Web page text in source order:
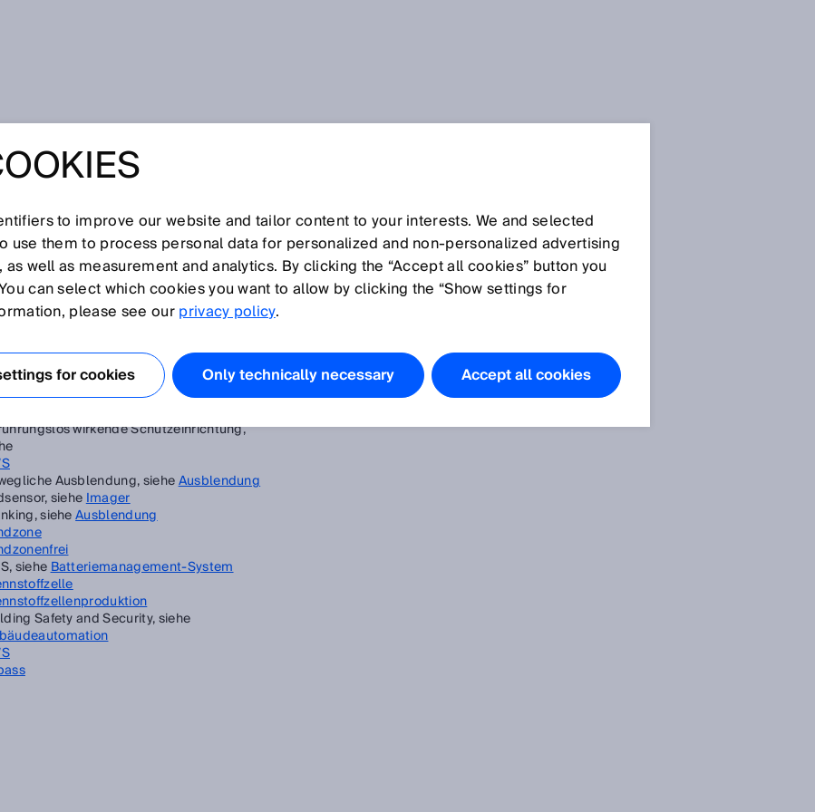
O P Q R S T U V W X Y Z
sieheDatenübertragungsrate
sieheFackelgas
sieheFackelgasmessung
wirkende Schutzeinrichtung,
Ausblendung, sieheAusblendung
sieheImager
sieheAusblendung
sieheBatteriemanagement-System
Safety and Security, siehe
to improve our website and tailor content to your interests. We and selected
use them to process personal data for personalized and non‑personalized advertising
well as measurement and analytics. By clicking the “Accept all cookies” button you
can select which cookies you want to allow by clicking the “Show settings for
please see ourprivacy policy.
for cookies Only technically necessary Accept all cookies